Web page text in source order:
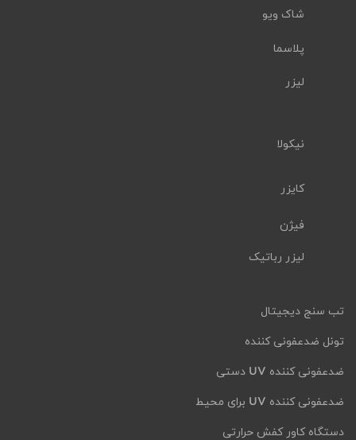
شاک ویو
پلاسما
لیزر
نیکولا
کایزر
فیژن
لیزر رباتیک
تب سنج دیجیتال
تونل ضدعفونی کننده
ضدعفونی کننده UV دستی
ضدعفونی کننده UV برای محیط
دستگاه کاور کفش حرارتی